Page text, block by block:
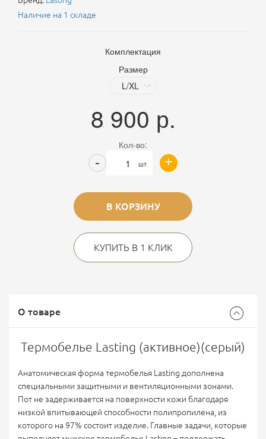
Наличие на 1 складе
Комплектация
Размер
8 900 р.
Кол-во:
шт +
-
В КОРЗИНУ
КУПИТЬ В 1 КЛИК
О товаре
Термобелье Lasting (активное)(серый)
Анатомическая форма термобелья Lasting дополнена
специальными защитными и вентиляционными зонами.
Пот не задерживается на поверхности кожи благодаря
низкой впитывающей способности полипропилена, из
которого на 97% состоит изделие. Главные задачи, которые